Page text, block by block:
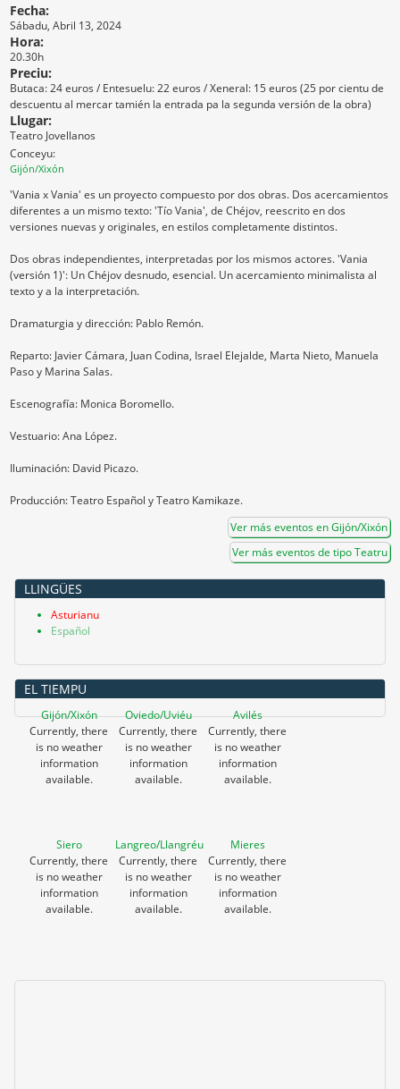
Fecha:
Sábadu, Abril 13, 2024
Hora:
20.30h
Preciu:
Butaca: 24 euros / Entesuelu: 22 euros / Xeneral: 15 euros (25 por cientu de
descuentu al mercar tamién la entrada pa la segunda versión de la obra)
Llugar:
Teatro Jovellanos
Conceyu:
Gijón/Xixón
'Vania x Vania' es un proyecto compuesto por dos obras. Dos acercamientos
diferentes a un mismo texto: 'Tío Vania', de Chéjov, reescrito en dos
versiones nuevas y originales, en estilos completamente distintos.
Dos obras independientes, interpretadas por los mismos actores. 'Vania
(versión 1)': Un Chéjov desnudo, esencial. Un acercamiento minimalista al
texto y a la interpretación.
Dramaturgia y dirección: Pablo Remón.
Reparto: Javier Cámara, Juan Codina, Israel Elejalde, Marta Nieto, Manuela
Paso y Marina Salas.
Escenografía: Monica Boromello.
Vestuario: Ana López.
Iluminación: David Picazo.
Producción: Teatro Español y Teatro Kamikaze.
Ver más eventos en Gijón/Xixón
Ver más eventos de tipo Teatru
LLINGÜES
Asturianu
Español
EL TIEMPU
Gijón/Xixón
Currently, there
is no weather
information
available.
Oviedo/Uviéu
Currently, there
is no weather
information
available.
Avilés
Currently, there
is no weather
information
available.
Siero
Currently, there
is no weather
information
available.
Langreo/Llangréu
Currently, there
is no weather
information
available.
Mieres
Currently, there
is no weather
information
available.